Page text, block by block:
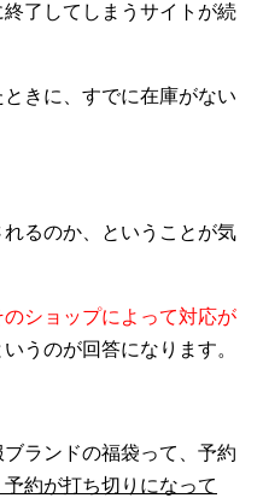
了してしまうサイトが続
きに、すでに在庫がない
るのか、ということが気
のショップによって対応が
いうのが回答になります。
ランドの福袋って、予約
約が打ち切りになって